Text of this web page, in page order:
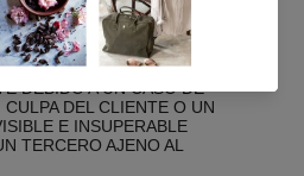
PUEDE SER CONSIDERADO
EL CONTRATO NO SE EJECUTA
DEBIDO A UN CASO DE
DEL CLIENTE O UN
E INSUPERABLE
TERCERO AJENO AL